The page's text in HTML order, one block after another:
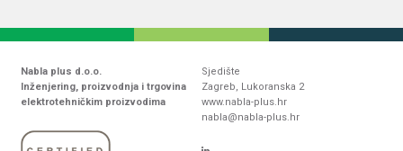
Nabla plus d.o.o.
Inženjering, proizvodnja i trgovina
elektrotehničkim proizvodima
Sjedište
Zagreb, Lukoranska 2
www.nabla-plus.hr
nabla@nabla-plus.hr